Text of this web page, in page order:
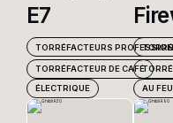
E7
TORRÉFACTEURS
TORRÉFACTEUR DE CAFÉ
ÉLECTRIQUE
AU